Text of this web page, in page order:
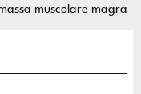
muscolare magra